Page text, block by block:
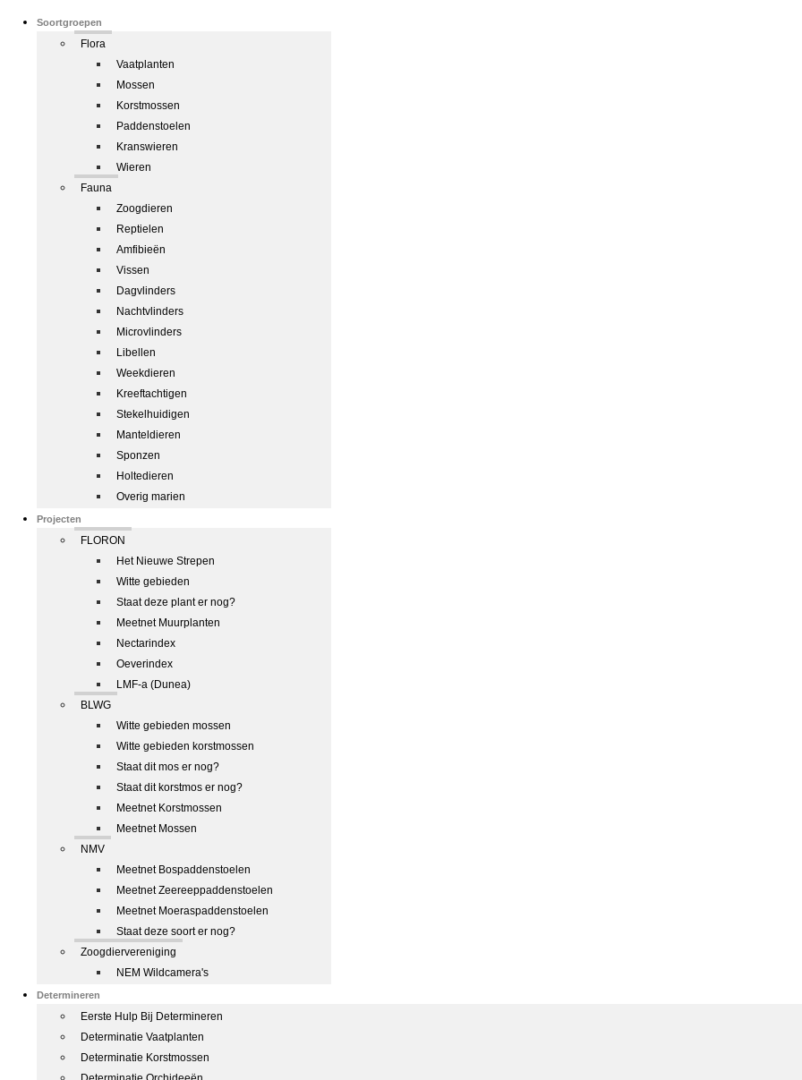
Soortgroepen
Flora
Vaatplanten
Mossen
Korstmossen
Paddenstoelen
Kranswieren
Wieren
Fauna
Zoogdieren
Reptielen
Amfibieën
Vissen
Dagvlinders
Nachtvlinders
Microvlinders
Libellen
Weekdieren
Kreeftachtigen
Stekelhuidigen
Manteldieren
Sponzen
Holtedieren
Overig marien
Projecten
FLORON
Het Nieuwe Strepen
Witte gebieden
Staat deze plant er nog?
Meetnet Muurplanten
Nectarindex
Oeverindex
LMF-a (Dunea)
BLWG
Witte gebieden mossen
Witte gebieden korstmossen
Staat dit mos er nog?
Staat dit korstmos er nog?
Meetnet Korstmossen
Meetnet Mossen
NMV
Meetnet Bospaddenstoelen
Meetnet Zeereeppaddenstoelen
Meetnet Moeraspaddenstoelen
Staat deze soort er nog?
Zoogdiervereniging
NEM Wildcamera's
Determineren
Eerste Hulp Bij Determineren
Determinatie Vaatplanten
Determinatie Korstmossen